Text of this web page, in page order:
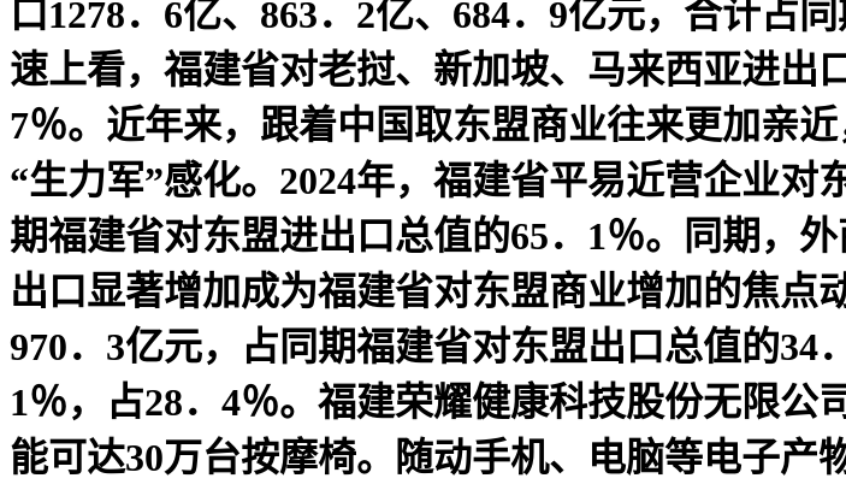
口1278．6亿、863．2亿、684．9亿元，合计占
速上看，福建省对老挝、新加坡、马来西亚进出
7％。近年来，跟着中国取东盟商业往来更加亲
“生力军”感化。2024年，福建省平易近营企业对
期福建省对东盟进出口总值的65．1％。同期，
出口显著增加成为福建省对东盟商业增加的焦点
970．3亿元，占同期福建省对东盟出口总值的34
1％，占28．4％。福建荣耀健康科技股份无限
能可达30万台按摩椅。随动手机、电脑等电子产